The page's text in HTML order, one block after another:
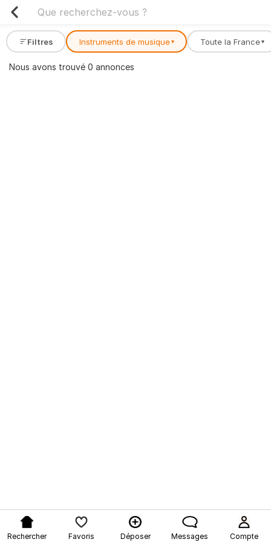
Filtres Instruments de musique ▾ Toute la France ▾
Nous avons trouvé 0 annonces
Rechercher Favoris Déposer Messages Compte